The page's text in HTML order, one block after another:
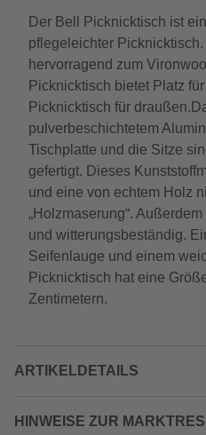
Der Bell Picknicktisch ist
pflegeleichter
hervorragend zum
Picknicktisch bietet Platz
Picknicktisch für
pulverbeschichtetem
Tischplatte und die Sitze
gefertigt. Dieses
und eine von echtem Holz
„Holzmaserung“.
und witterungsbeständig.
Seifenlauge und einem
Picknicktisch hat eine
Zentimetern.
ARTIKELDETAILS
HINWEISE ZUR